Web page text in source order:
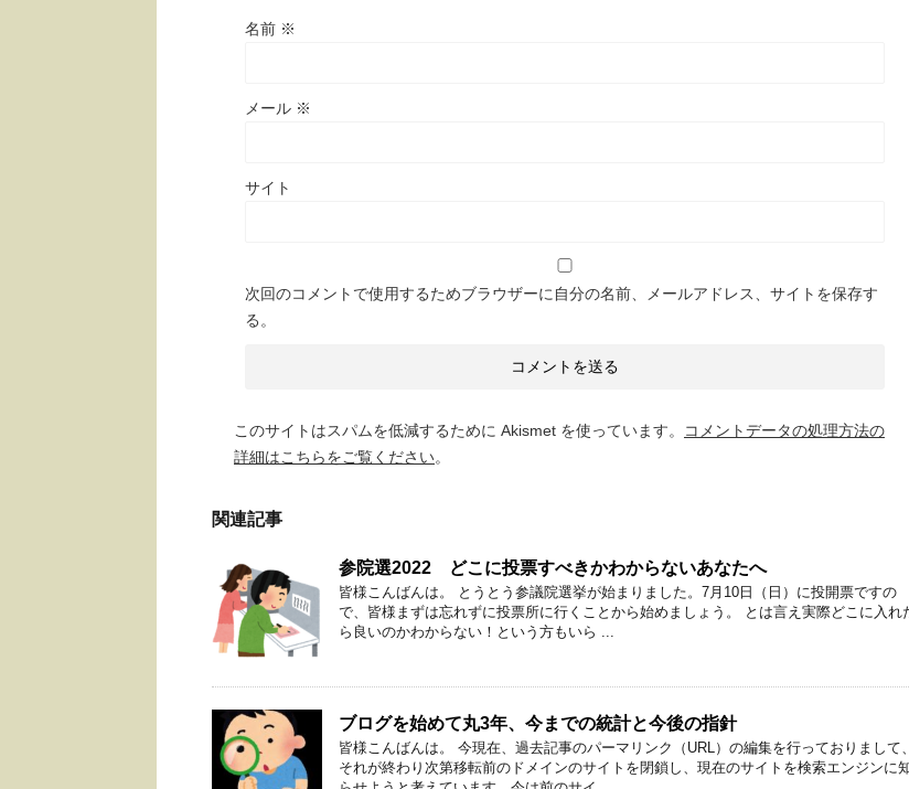
名前 ※
メール ※
サイト
次回のコメントで使用するためブラウザーに自分の名前、メールアドレス、サイトを保存す
る。
このサイトはスパムを低減するために Akismet を使っています。
コメントデータの処理方法の
詳細はこちらをご覧ください。
関連記事
参院選2022 どこに投票すべきかわからないあなたへ
皆様こんばんは。 とうとう参議院選挙が始まりました。7月10日（日）に投開票ですの
で、皆様まずは忘れずに投票所に行くことから始めましょう。 とは言え実際どこに入れ
ら良いのかわからない！という方もいら ...
ブログを始めて丸3年、今までの統計と今後の指針
皆様こんばんは。 今現在、過去記事のパーマリンク（URL）の編集を行っておりまして、
それが終わり次第移転前のドメインのサイトを閉鎖し、現在のサイトを検索エンジンに